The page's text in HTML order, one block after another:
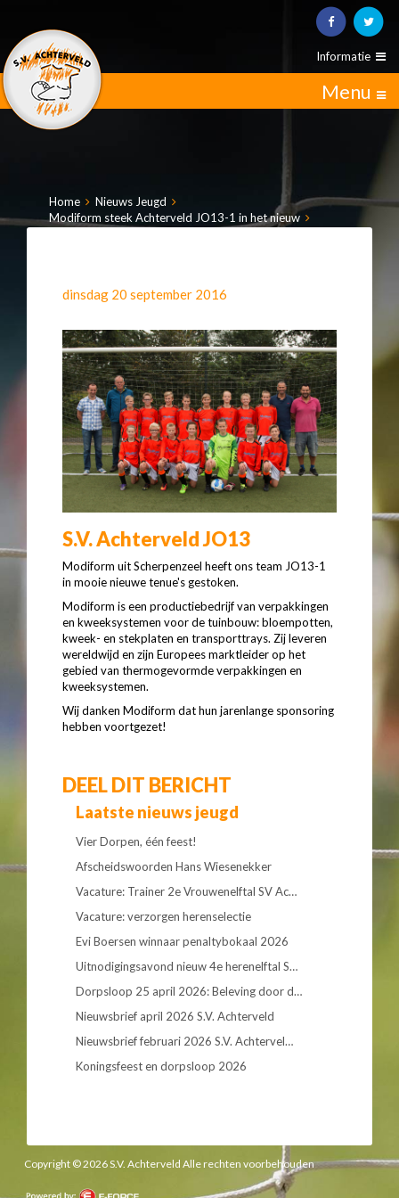
Informatie
Menu
Home
Nieuws Jeugd
Modiform steek Achterveld JO13-1 in het nieuw
dinsdag 20 september 2016
S.V. Achterveld JO13
Modiform uit Scherpenzeel heeft ons team JO13-1
in mooie nieuwe tenue's gestoken.
Modiform is een productiebedrijf van verpakkingen
en kweeksystemen voor de tuinbouw: bloempotten,
kweek- en stekplaten en transporttrays. Zij leveren
wereldwijd en zijn Europees marktleider op het
gebied van thermogevormde verpakkingen en
kweeksystemen.
Wij danken Modiform dat hun jarenlange sponsoring
hebben voortgezet!
DEEL DIT BERICHT
Laatste nieuws jeugd
Vier Dorpen, één feest!
Afscheidswoorden Hans Wiesenekker
Vacature: Trainer 2e Vrouwenelftal SV Ac…
Vacature: verzorgen herenselectie
Evi Boersen winnaar penaltybokaal 2026
Uitnodigingsavond nieuw 4e herenelftal S…
Dorpsloop 25 april 2026: Beleving door d…
Nieuwsbrief april 2026 S.V. Achterveld
Nieuwsbrief februari 2026 S.V. Achtervel…
Koningsfeest en dorpsloop 2026
Copyright © 2026 S.V. Achterveld Alle rechten voorbehouden